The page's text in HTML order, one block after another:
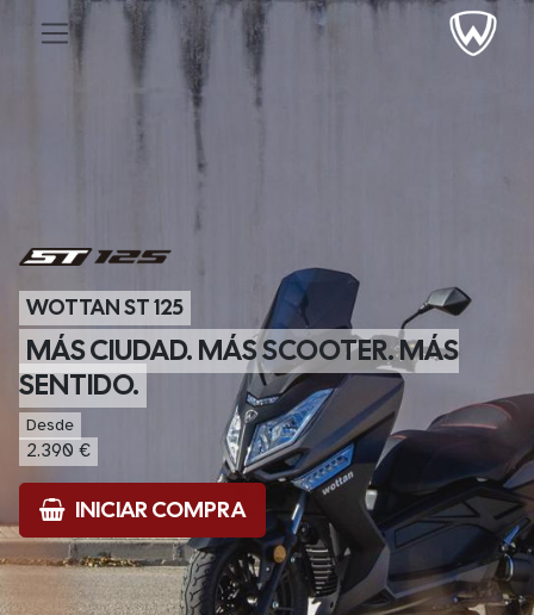
WOTTAN ST 125
MÁS CIUDAD. MÁS SCOOTER. MÁS
SENTIDO.
Desde
2.390 €
INICIAR COMPRA